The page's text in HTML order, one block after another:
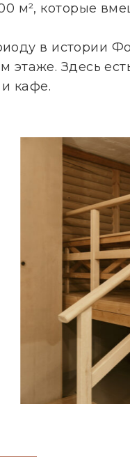
м², которые
в истории
Здесь
кафе.